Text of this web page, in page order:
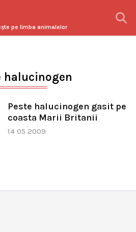
pe limba animalelor
halucinogen
Peste halucinogen gasit pe
coasta Marii Britanii
14 05 2009